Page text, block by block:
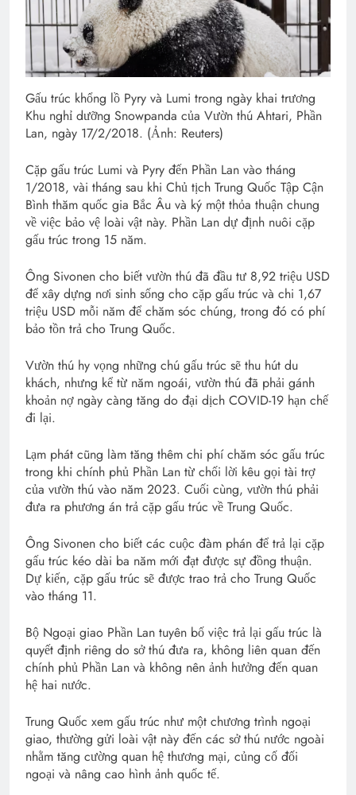
Gấu trúc khổng lồ Pyry và Lumi trong ngày khai trương
Khu nghỉ dưỡng Snowpanda của Vườn thú Ahtari, Phần
Lan, ngày 17/2/2018. (Ảnh: Reuters)
Cặp gấu trúc Lumi và Pyry đến Phần Lan vào tháng
1/2018, vài tháng sau khi Chủ tịch Trung Quốc Tập Cận
Bình thăm quốc gia Bắc Âu và ký một thỏa thuận chung
về việc bảo vệ loài vật này. Phần Lan dự định nuôi cặp
gấu trúc trong 15 năm.
Ông Sivonen cho biết vườn thú đã đầu tư 8,92 triệu USD
để xây dựng nơi sinh sống cho cặp gấu trúc và chi 1,67
triệu USD mỗi năm để chăm sóc chúng, trong đó có phí
bảo tồn trả cho Trung Quốc.
Vườn thú hy vọng những chú gấu trúc sẽ thu hút du
khách, nhưng kể từ năm ngoái, vườn thú đã phải gánh
khoản nợ ngày càng tăng do đại dịch COVID-19 hạn chế
đi lại.
Lạm phát cũng làm tăng thêm chi phí chăm sóc gấu trúc
trong khi chính phủ Phần Lan từ chối lời kêu gọi tài trợ
của vườn thú vào năm 2023. Cuối cùng, vườn thú phải
đưa ra phương án trả cặp gấu trúc về Trung Quốc.
Ông Sivonen cho biết các cuộc đàm phán để trả lại cặp
gấu trúc kéo dài ba năm mới đạt được sự đồng thuận.
Dự kiến, cặp gấu trúc sẽ được trao trả cho Trung Quốc
vào tháng 11.
Bộ Ngoại giao Phần Lan tuyên bố việc trả lại gấu trúc là
quyết định riêng do sở thú đưa ra, không liên quan đến
chính phủ Phần Lan và không nên ảnh hưởng đến quan
hệ hai nước.
Trung Quốc xem gấu trúc như một chương trình ngoại
giao, thường gửi loài vật này đến các sở thú nước ngoài
nhằm tăng cường quan hệ thương mại, củng cố đối
ngoại và nâng cao hình ảnh quốc tế.